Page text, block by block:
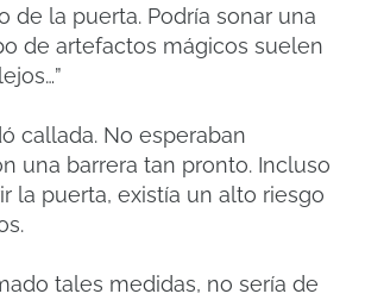
de la puerta. Podría sonar una
de artefactos mágicos suelen
callada. No esperaban
una barrera tan pronto. Incluso
la puerta, existía un alto riesgo
tales medidas, no sería de